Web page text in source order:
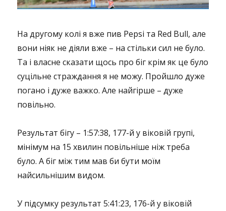
На другому колі я вже пив Pepsi та Red Bull, але
вони ніяк не діяли вже – на стільки сил не було.
Та і власне сказати щось про біг крім як це було
суцільне страждання я не можу. Пройшло дуже
погано і дуже важко. Але найгірше – дуже
повільно.
Результат бігу – 1:57:38, 177-й у віковій групі,
мінімум на 15 хвилин повільніше ніж треба
було. А біг між тим мав би бути моїм
найсильнішим видом.
У підсумку результат 5:41:23, 176-й у віковій